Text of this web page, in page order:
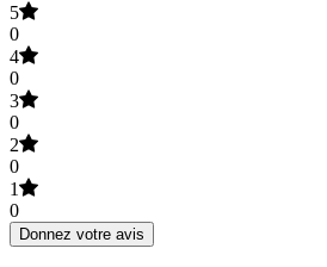
5
0
4
0
3
0
2
0
1
0
Donnez votre avis